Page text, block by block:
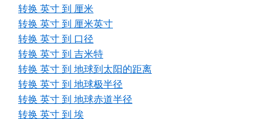
转换 英寸 到 厘米
转换 英寸 到 厘米英寸
转换 英寸 到 口径
转换 英寸 到 吉米特
转换 英寸 到 地球到太阳的距离
转换 英寸 到 地球极半径
转换 英寸 到 地球赤道半径
转换 英寸 到 埃